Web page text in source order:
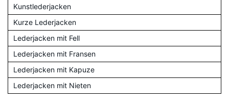
Kunstlederjacken
Kurze Lederjacken
Lederjacken mit Fell
Lederjacken mit Fransen
Lederjacken mit Kapuze
Lederjacken mit Nieten